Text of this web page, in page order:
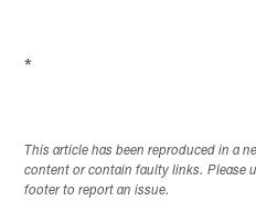
*
This article has been reproduced in a
content or contain faulty links. Please
footer to report an issue.